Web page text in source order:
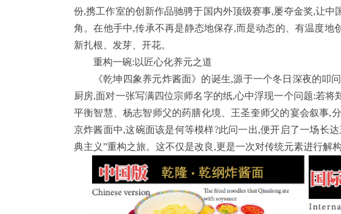
份,携工作室的创新作品驰骋于国内外顶级赛事,屡夺金奖,让中
角。在他手中,传承不再是静态地保存,而是动态的、有温度
新扎根、发芽、开花。
重构一碗:以匠心化养元之道
《乾坤四象养元炸酱面》的诞生,源于一个冬日深夜的叩
厨房,面对一张写满四位宗师名字的纸,心中浮现一个问题:若将
平衡智慧、杨志智师父的药膳化境、王圣奎师父的宴会叙事,
京炸酱面中,这碗面该是何等模样?此问一出,便开启了一场长
典主义”重构之旅。这不仅是改良,更是一次对传统元素进行解